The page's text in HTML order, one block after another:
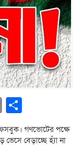
Copy
Linkগণভোটের পক্ষে
বেড়াচ্ছে হ্যাঁ না